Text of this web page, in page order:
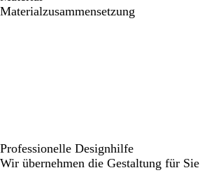
Materialzusammensetzung
Professionelle Designhilfe
Wir übernehmen die Gestaltung für Sie